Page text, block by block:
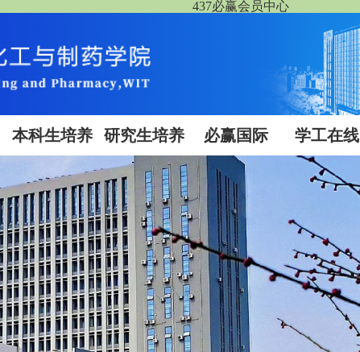
437必赢会员中心
本科生培养 研究生培养 必赢国际 学工在线